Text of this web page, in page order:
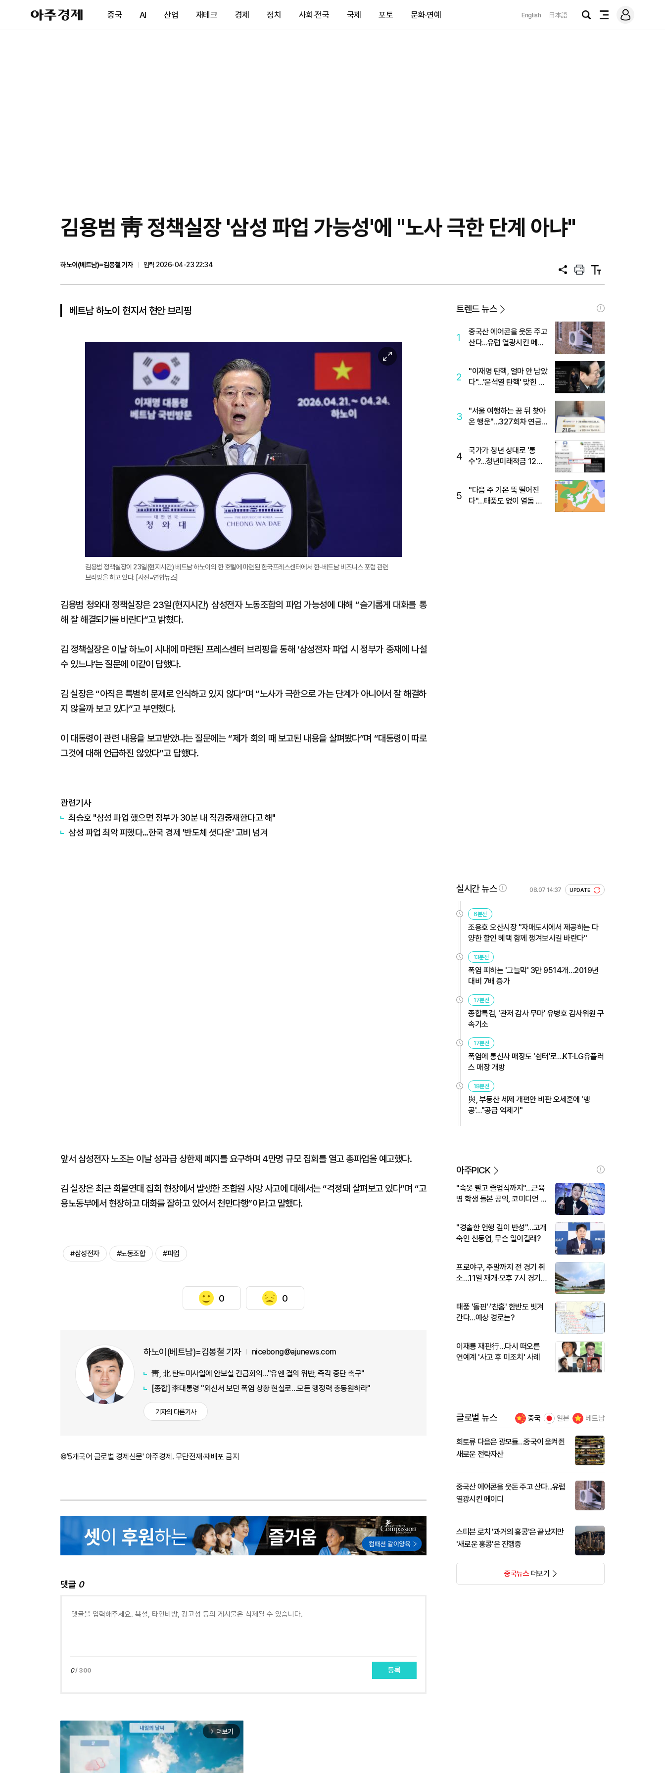
아
주
제
중국 AI 산업 재테크 경제 정치 사회·전국 국제 포토 문화·연예 English 日本語
검
전
메
그
김용범 靑 정책실장 '삼성 파업 가능성'에 "노사 극한 단계 아냐"
하노이(베트남)=김봉철 기자
입력 2026-04-23 22:34
공
프
트
텍
트
베트남 하노이 현지서 현안 브리핑
이
미
확
김용범 정책실장이 23일(현지시간) 베트남 하노이의 한 호텔에 마련된 한국프레스센터에서 한-베트남 비즈니스 포럼 관련
브리핑을 하고 있다. [사진=연합뉴스]
김용범 청와대 정책실장은 23일(현지시간) 삼성전자 노동조합의 파업 가능성에 대해 “슬기롭게 대화를 통
해 잘 해결되기를 바란다”고 밝혔다.
김 정책실장은 이날 하노이 시내에 마련된 프레스센터 브리핑을 통해 ‘삼성전자 파업 시 정부가 중재에 나설
수 있느냐’는 질문에 이같이 답했다.
김 실장은 “아직은 특별히 문제로 인식하고 있지 않다”며 “노사가 극한으로 가는 단계가 아니어서 잘 해결하
지 않을까 보고 있다”고 부연했다.
이 대통령이 관련 내용을 보고받았냐는 질문에는 “제가 회의 때 보고된 내용을 살펴봤다”며 “대통령이 따로
그것에 대해 언급하진 않았다”고 답했다.
관련기사
최승호 "삼성 파업 했으면 정부가 30분 내 직권중재한다고 해"
삼성 파업 최악 피했다…한국 경제 '반도체 셧다운' 고비 넘겨
앞서 삼성전자 노조는 이날 성과급 상한제 폐지를 요구하며 4만명 규모 집회를 열고 총파업을 예고했다.
김 실장은 최근 화물연대 집회 현장에서 발생한 조합원 사망 사고에 대해서는 “걱정돼 살펴보고 있다”며 “고
용노동부에서 현장하고 대화를 잘하고 있어서 천만다행”이라고 말했다.
#삼성전자 #노동조합 #파업
0 0
하노이(베트남)=김봉철 기자 nicebong@ajunews.com
靑, 北 탄도미사일에 안보실 긴급회의…"유엔 결의 위반, 즉각 중단 촉구"
[종합] 李대통령 "외신서 보던 폭염 상황 현실로…모든 행정력 총동원하라"
기자의 다른기사
©'5개국어 글로벌 경제신문' 아주경제. 무단전재·재배포 금지
댓글 0
0/ 300 등록
arrow_forward_ios 더보기
트렌드 뉴스
1
중국산 에어콘을 웃돈 주고
산다...유럽 열광시킨 메이
2
"이재명 탄핵, 얼마 안 남았
다"...'윤석열 탄핵' 맞힌 무
3
"서울 여행하는 꿈 뒤 찾아
온 행운"…327회차 연금
4
국가가 청년 상대로 '통
수'?...청년미래적금 12%
5
"다음 주 기온 뚝 떨어진
다"…태풍도 없이 열돔 박
실시간 뉴스 08.07 14:37 UPDATE
6분전
조용호 오산시장 "자매도시에서 제공하는 다
양한 할인 혜택 함께 챙겨보시길 바란다"
13분전
폭염 피하는 '그늘막' 3만 9514개…2019년
대비 7배 증가
17분전
종합특검, '관저 감사 무마' 유병호 감사위원 구
속기소
17분전
폭염에 통신사 매장도 '쉼터'로…KT·LG유플러
스 매장 개방
18분전
與, 부동산 세제 개편안 비판 오세훈에 '맹
공'…"공급 억제기"
아주PICK
"속옷 빨고 졸업식까지"…근육
병 학생 돌본 공익, 코미디언 김
"경솔한 언행 깊이 반성"…고개
숙인 신동엽, 무슨 일이길래?
프로야구, 주말까지 전 경기 취
소…11일 재개·오후 7시 경기
태풍 '돌핀'·'찬홈' 한반도 빗겨
간다…예상 경로는?
이재룡 재판行…다시 떠오른
연예계 '사고 후 미조치' 사례
글로벌 뉴스 중국 일본 베트남
희토류 다음은 광모듈…중국이 움켜쥔
새로운 전략자산
중국산 에어콘을 웃돈 주고 산다...유럽
열광시킨 메이디
스티븐 로치 '과거의 홍콩'은 끝났지만
'새로운 홍콩'은 진행중
중국뉴스더보기